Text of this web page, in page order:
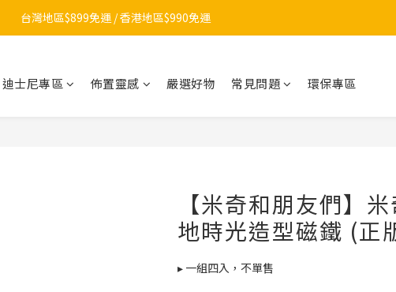
【夏日總動員】買任款式筆記本再送內頁！>>點我
台灣地區$899免運 / 香港地區$990免運
【夏日總動員】買任款式筆記本再送內頁！>>點我
迪士尼專區 佈置靈感 嚴選好物 常見問題 環保專區
【米奇和朋友們】
地時光造型磁鐵 (正
▸ 一組四入，不單售